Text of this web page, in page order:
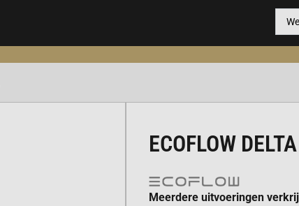
ECOFLOW
Meerdere uitvoeringen